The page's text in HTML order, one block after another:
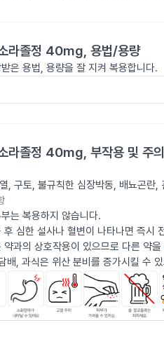
라졸정 40mg, 용법/용량
은 용법, 용량을 잘 지켜 복용합니다.
라졸정 40mg, 부작용 및 주
, 구토, 불규칙한 심장박동, 배뇨곤란
는 복용하지 않습니다.
후 심한 설사나 혈변이 나타나면 즉시
약과의 상호작용이 있으므로 다른 약
배, 과식은 위산 분비를 증가시킬 수